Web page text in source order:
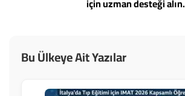
Bu Ülkeye Ait Yazılar